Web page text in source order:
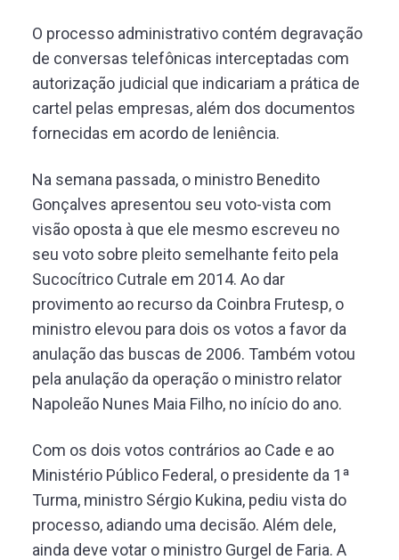
O processo administrativo contém degravação
de conversas telefônicas interceptadas com
autorização judicial que indicariam a prática de
cartel pelas empresas, além dos documentos
fornecidas em acordo de leniência.
Na semana passada, o ministro Benedito
Gonçalves apresentou seu voto-vista com
visão oposta à que ele mesmo escreveu no
seu voto sobre pleito semelhante feito pela
Sucocítrico Cutrale em 2014. Ao dar
provimento ao recurso da Coinbra Frutesp, o
ministro elevou para dois os votos a favor da
anulação das buscas de 2006. Também votou
pela anulação da operação o ministro relator
Napoleão Nunes Maia Filho, no início do ano.
Com os dois votos contrários ao Cade e ao
Ministério Público Federal, o presidente da 1ª
Turma, ministro Sérgio Kukina, pediu vista do
processo, adiando uma decisão. Além dele,
ainda deve votar o ministro Gurgel de Faria. A